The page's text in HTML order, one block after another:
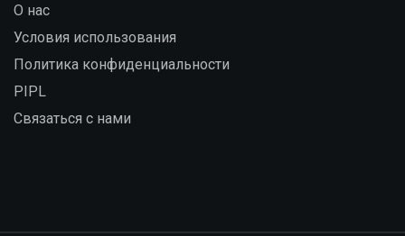
О нас
Условия использования
Политика конфиденциальности
PIPL
Связаться с нами